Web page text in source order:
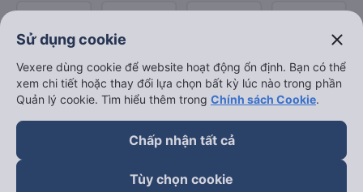
Sử dụng cookie close
Vexere dùng cookie để website hoạt động ổn định. Bạn có thể
xem chi tiết hoặc thay đổi lựa chọn bất kỳ lúc nào trong phần
Quản lý cookie. Tìm hiểu thêm trong Chính sách Cookie.
Chấp nhận tất cả
Tùy chọn cookie